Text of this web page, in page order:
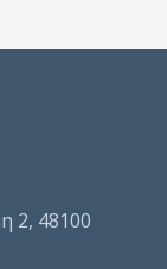
2, 48100